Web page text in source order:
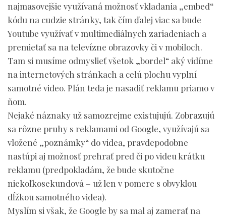
najmasovejšie využívaná možnosť vkladania „embed“
kódu na cudzie stránky, tak čím ďalej viac sa bude
Youtube využívať v multimediálnych zariadeniach a
premietať sa na televízne obrazovky či v mobiloch.
Tam si musíme odmyslieť všetok „bordel“ aký vidíme
na internetových stránkach a celú plochu vyplní
samotné video. Plán teda je nasadiť reklamu priamo v
ňom.
Nejaké náznaky už samozrejme existujujú. Zobrazujú
sa rôzne pruhy s reklamami od Google, využívajú sa
vložené „poznámky“ do videa, pravdepodobne
nastúpi aj možnosť prehrať pred či po videu krátku
reklamu (predpokladám, že bude skutočne
niekoľkosekundová – už len v pomere s obvyklou
dĺžkou samotného videa).
Myslím si však, že Google by sa mal aj zamerať na